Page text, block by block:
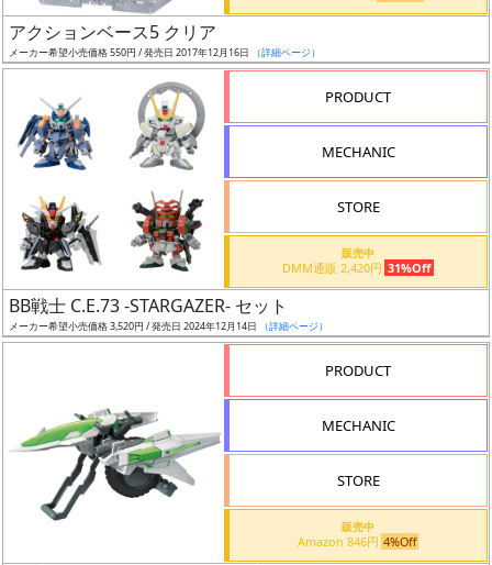
日
発
売
Web
プッ
通知
対象
ギ
ャ
ラ
り
アクションベース5 クリア
メーカー希望小売価格 550円 / 発売日 2017年12月16日 （詳細ページ）
PRODUCT
MECHANIC
STORE
販売中
DMM通販 2,420円 31%Off
BB戦士 C.E.73 -STARGAZER- セット
メーカー希望小売価格 3,520円 / 発売日 2024年12月14日 （詳細ページ）
PRODUCT
MECHANIC
STORE
販売中
Amazon 846円 4%Off